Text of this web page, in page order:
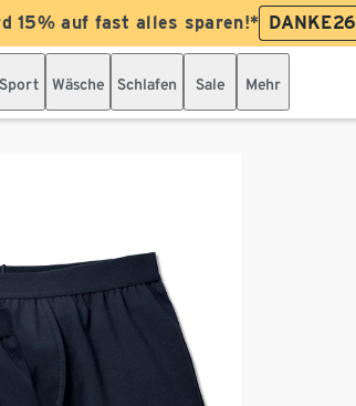
15% auf fast alles sparen!* DANKE26
Sport Wäsche Schlafen Sale Mehr